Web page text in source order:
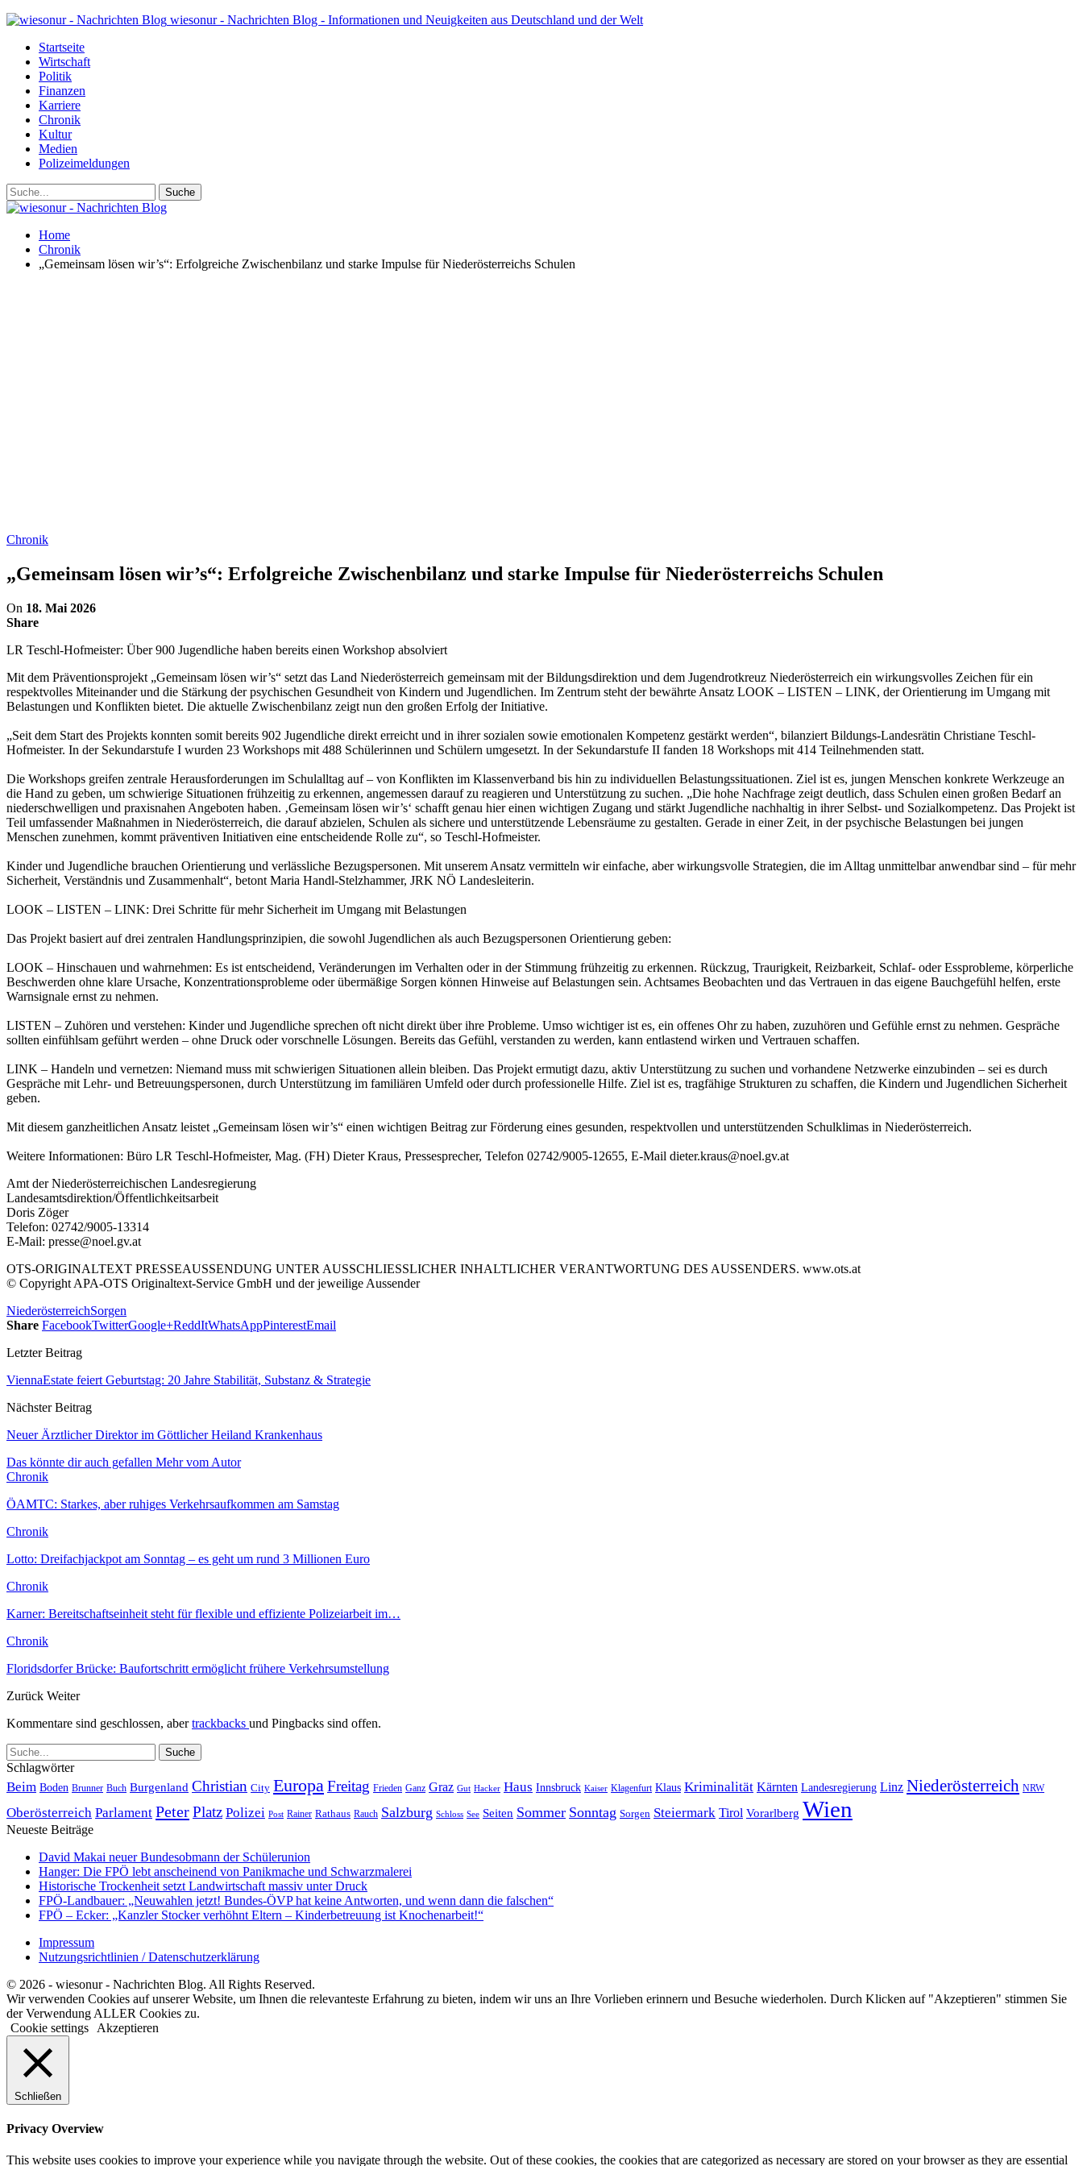
wiesonur - Nachrichten Blog - Informationen und Neuigkeiten aus Deutschland und der Welt
Startseite
Wirtschaft
Politik
Finanzen
Karriere
Chronik
Kultur
Medien
Polizeimeldungen
Home
Chronik
„Gemeinsam lösen wir’s“: Erfolgreiche Zwischenbilanz und starke Impulse für Niederösterreichs Schulen
Chronik
„Gemeinsam lösen wir’s“: Erfolgreiche Zwischenbilanz und starke Impulse für Niederösterreichs Schulen
On 18. Mai 2026
Share
LR Teschl-Hofmeister: Über 900 Jugendliche haben bereits einen Workshop absolviert
Mit dem Präventionsprojekt „Gemeinsam lösen wir’s“ setzt das Land Niederösterreich gemeinsam mit der Bildungsdirektion und dem Jugendrotkreuz Niederösterreich ein wirkungsvolles Zeichen für ein
respektvolles Miteinander und die Stärkung der psychischen Gesundheit von Kindern und Jugendlichen. Im Zentrum steht der bewährte Ansatz LOOK – LISTEN – LINK, der Orientierung im Umgang mit
Belastungen und Konflikten bietet. Die aktuelle Zwischenbilanz zeigt nun den großen Erfolg der Initiative.
„Seit dem Start des Projekts konnten somit bereits 902 Jugendliche direkt erreicht und in ihrer sozialen sowie emotionalen Kompetenz gestärkt werden“, bilanziert Bildungs-Landesrätin Christiane Teschl-
Hofmeister. In der Sekundarstufe I wurden 23 Workshops mit 488 Schülerinnen und Schülern umgesetzt. In der Sekundarstufe II fanden 18 Workshops mit 414 Teilnehmenden statt.
Die Workshops greifen zentrale Herausforderungen im Schulalltag auf – von Konflikten im Klassenverband bis hin zu individuellen Belastungssituationen. Ziel ist es, jungen Menschen konkrete Werkzeuge an
die Hand zu geben, um schwierige Situationen frühzeitig zu erkennen, angemessen darauf zu reagieren und Unterstützung zu suchen. „Die hohe Nachfrage zeigt deutlich, dass Schulen einen großen Bedarf an
niederschwelligen und praxisnahen Angeboten haben. ‚Gemeinsam lösen wir’s‘ schafft genau hier einen wichtigen Zugang und stärkt Jugendliche nachhaltig in ihrer Selbst- und Sozialkompetenz. Das Projekt ist
Teil umfassender Maßnahmen in Niederösterreich, die darauf abzielen, Schulen als sichere und unterstützende Lebensräume zu gestalten. Gerade in einer Zeit, in der psychische Belastungen bei jungen
Menschen zunehmen, kommt präventiven Initiativen eine entscheidende Rolle zu“, so Teschl-Hofmeister.
Kinder und Jugendliche brauchen Orientierung und verlässliche Bezugspersonen. Mit unserem Ansatz vermitteln wir einfache, aber wirkungsvolle Strategien, die im Alltag unmittelbar anwendbar sind – für mehr
Sicherheit, Verständnis und Zusammenhalt“, betont Maria Handl-Stelzhammer, JRK NÖ Landesleiterin.
LOOK – LISTEN – LINK: Drei Schritte für mehr Sicherheit im Umgang mit Belastungen
Das Projekt basiert auf drei zentralen Handlungsprinzipien, die sowohl Jugendlichen als auch Bezugspersonen Orientierung geben:
LOOK – Hinschauen und wahrnehmen: Es ist entscheidend, Veränderungen im Verhalten oder in der Stimmung frühzeitig zu erkennen. Rückzug, Traurigkeit, Reizbarkeit, Schlaf- oder Essprobleme, körperliche
Beschwerden ohne klare Ursache, Konzentrationsprobleme oder übermäßige Sorgen können Hinweise auf Belastungen sein. Achtsames Beobachten und das Vertrauen in das eigene Bauchgefühl helfen, erste
Warnsignale ernst zu nehmen.
LISTEN – Zuhören und verstehen: Kinder und Jugendliche sprechen oft nicht direkt über ihre Probleme. Umso wichtiger ist es, ein offenes Ohr zu haben, zuzuhören und Gefühle ernst zu nehmen. Gespräche
sollten einfühlsam geführt werden – ohne Druck oder vorschnelle Lösungen. Bereits das Gefühl, verstanden zu werden, kann entlastend wirken und Vertrauen schaffen.
LINK – Handeln und vernetzen: Niemand muss mit schwierigen Situationen allein bleiben. Das Projekt ermutigt dazu, aktiv Unterstützung zu suchen und vorhandene Netzwerke einzubinden – sei es durch
Gespräche mit Lehr- und Betreuungspersonen, durch Unterstützung im familiären Umfeld oder durch professionelle Hilfe. Ziel ist es, tragfähige Strukturen zu schaffen, die Kindern und Jugendlichen Sicherheit
geben.
Mit diesem ganzheitlichen Ansatz leistet „Gemeinsam lösen wir’s“ einen wichtigen Beitrag zur Förderung eines gesunden, respektvollen und unterstützenden Schulklimas in Niederösterreich.
Weitere Informationen: Büro LR Teschl-Hofmeister, Mag. (FH) Dieter Kraus, Pressesprecher, Telefon 02742/9005-12655, E-Mail dieter.kraus@noel.gv.at
Amt der Niederösterreichischen Landesregierung
Landesamtsdirektion/Öffentlichkeitsarbeit
Doris Zöger
Telefon: 02742/9005-13314
E-Mail: presse@noel.gv.at
OTS-ORIGINALTEXT PRESSEAUSSENDUNG UNTER AUSSCHLIESSLICHER INHALTLICHER VERANTWORTUNG DES AUSSENDERS. www.ots.at
© Copyright APA-OTS Originaltext-Service GmbH und der jeweilige Aussender
NiederösterreichSorgen
Share FacebookTwitterGoogle+ReddItWhatsAppPinterestEmail
Letzter Beitrag
ViennaEstate feiert Geburtstag: 20 Jahre Stabilität, Substanz & Strategie
Nächster Beitrag
Neuer Ärztlicher Direktor im Göttlicher Heiland Krankenhaus
Das könnte dir auch gefallen Mehr vom Autor
Chronik
ÖAMTC: Starkes, aber ruhiges Verkehrsaufkommen am Samstag
Chronik
Lotto: Dreifachjackpot am Sonntag – es geht um rund 3 Millionen Euro
Chronik
Karner: Bereitschaftseinheit steht für flexible und effiziente Polizeiarbeit im…
Chronik
Floridsdorfer Brücke: Baufortschritt ermöglicht frühere Verkehrsumstellung
Zurück Weiter
Kommentare sind geschlossen, abertrackbacks und Pingbacks sind offen.
Schlagwörter
Beim Boden Brunner Buch Burgenland Christian City Europa Freitag Frieden Ganz Graz Gut Hacker Haus Innsbruck Kaiser Klagenfurt Klaus Kriminalität Kärnten Landesregierung Linz Niederösterreich NRW
Oberösterreich Parlament PeterPlatz Polizei Post Rainer Rathaus Rauch Salzburg Schloss See Seiten Sommer Sonntag Sorgen Steiermark Tirol Vorarlberg Wien
Neueste Beiträge
David Makai neuer Bundesobmann der Schülerunion
Hanger: Die FPÖ lebt anscheinend von Panikmache und Schwarzmalerei
Historische Trockenheit setzt Landwirtschaft massiv unter Druck
FPÖ-Landbauer: „Neuwahlen jetzt! Bundes-ÖVP hat keine Antworten, und wenn dann die falschen“
FPÖ – Ecker: „Kanzler Stocker verhöhnt Eltern – Kinderbetreuung ist Knochenarbeit!“
Impressum
Nutzungsrichtlinien / Datenschutzerklärung
© 2026 - wiesonur - Nachrichten Blog. All Rights Reserved.
Wir verwenden Cookies auf unserer Website, um Ihnen die relevanteste Erfahrung zu bieten, indem wir uns an Ihre Vorlieben erinnern und Besuche wiederholen. Durch Klicken auf "Akzeptieren" stimmen Sie
der Verwendung ALLER Cookies zu.
Cookie settings
Akzeptieren
Schließen
Privacy Overview
This website uses cookies to improve your experience while you navigate through the website. Out of these cookies, the cookies that are categorized as necessary are stored on your browser as they are essential